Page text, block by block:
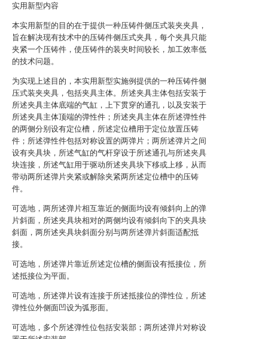
实用新型内容
本实用新型的目的在于提供一种压铸件侧压式装夹夹具，
旨在解决现有技术中的压铸件侧压式夹具，每个夹具只能
夹紧一个压铸件，使压铸件的装夹时间较长，加工效率低
的技术问题。
为实现上述目的，本实用新型实施例提供的一种压铸件侧
压式装夹夹具，包括夹具主体。所述夹具主体包括安装于
所述夹具主体底端的气缸，上下贯穿的通孔，以及安装于
所述夹具主体顶端的弹性件；所述夹具主体在所述弹性件
的两侧分别设有定位槽，所述定位槽用于定位放置压铸
件；所述弹性件包括对称设置的两弹片；两所述弹片之间
设有夹具块，所述气缸的气杆穿设于所述通孔与所述夹具
块连接，所述气缸用于驱动所述夹具块下移或上移，从而
带动两所述弹片夹紧或解除夹紧两所述定位槽中的压铸
件。
可选地，两所述弹片相互靠近的侧面均设有倾斜向上的弹
片斜面，所述夹具块相对的两侧均设有倾斜向下的夹具块
斜面，两所述夹具块斜面分别与两所述弹片斜面适配抵
接。
可选地，所述弹片靠近所述定位槽的侧面设有抵接位，所
述抵接位为平面。
可选地，所述弹片设有连接于所述抵接位的弹性位，所述
弹性位外侧面凹设为弧形面。
可选地，多个所述弹性位包括安装部；两所述弹片对称设